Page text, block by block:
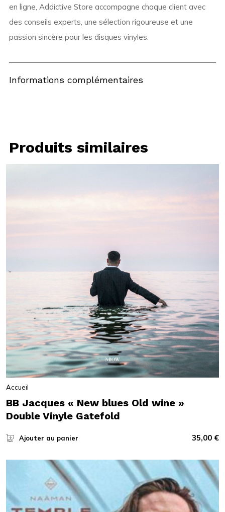
en ligne, Addictive Store accompagne chaque client avec
des conseils experts, une sélection rigoureuse et une
passion sincère pour les disques vinyles.
Informations complémentaires
Produits similaires
Accueil
BB Jacques « New blues Old wine »
Double Vinyle Gatefold
Ajouter au panier 35,00 €